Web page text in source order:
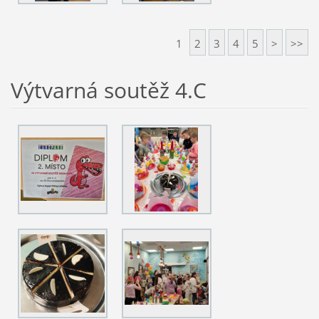
1 2 3 4 5 > >>
Výtvarná soutěž 4.C